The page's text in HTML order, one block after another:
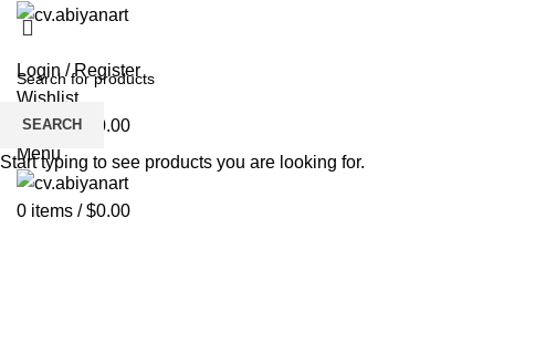
Login / Register
Wishlist
0items /
0.00
Menu
0 items / $0.00
SEARCH
Start typing to see products you are looking for.